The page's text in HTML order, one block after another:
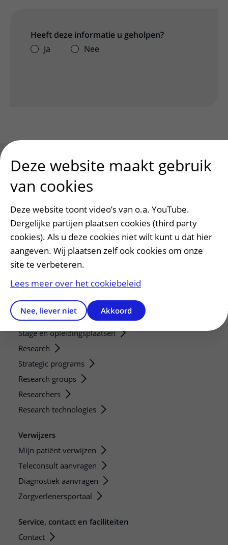
Heeft deze informatie u geholpen?
Ja
Nee
Patiënt en bezoek
Voorbereiden op uw afspraak
Wijzigen patiëntgegevens
Opvragen kopie dossier
Bezoektijden
Onderwijs en onderzoek
Onze opleidingen
De Nieuwe Utrechtse School
Stage en opleidingsplaatsen
Research
Strategic programs
Research groups
Researchers
Research technologies
Verwijzers
Mijn patiënt verwijzen
Teleconsult aanvragen
Diagnostiek aanvragen
Zorgverlenersportaal
Service, contact en faciliteiten
Contact
Deze website maakt gebruik
van cookies
Deze website toont video’s van o.a. YouTube.
Dergelijke partijen plaatsen cookies (third party
cookies). Als u deze cookies niet wilt kunt u dat hier
aangeven. Wij plaatsen zelf ook cookies om onze
site te verbeteren.
Lees meer over het cookiebeleid
Nee, liever niet Akkoord